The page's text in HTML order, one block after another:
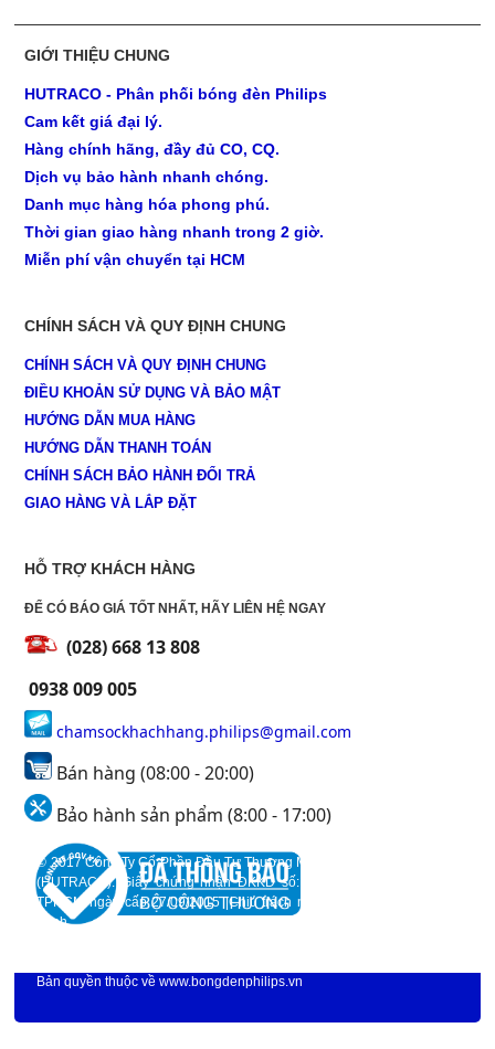
GIỚI THIỆU CHUNG
HUTRACO - Phân phối bóng đèn Philips
Cam kết giá đại lý.
Hàng chính hãng, đầy đủ CO, CQ.
Dịch vụ bảo hành nhanh chóng.
Danh mục hàng hóa phong phú.
Thời gian giao hàng nhanh trong 2 giờ.
Miễn phí vận chuyển tại HCM
CHÍNH SÁCH VÀ QUY ĐỊNH CHUNG
CHÍNH SÁCH VÀ QUY ĐỊNH CHUNG
ĐIỀU KHOẢN SỬ DỤNG VÀ BẢO MẬT
HƯỚNG DẪN MUA HÀNG
HƯỚNG DẪN THANH TOÁN
CHÍNH SÁCH BẢO HÀNH ĐỔI TRẢ
GIAO HÀNG VÀ LẮP ĐẶT
HỖ TRỢ KHÁCH HÀNG
ĐỂ CÓ BÁO GIÁ TỐT NHẤT, HÃY LIÊN HỆ NGAY
(028) 668 13 808
0938 009 005
chamsockhachhang.philips@gmail.com
Bán hàng (08:00 - 20:00)
Bảo hành sản phẩm (8:00 - 17:00)
© 2017 Công Ty Cổ Phần Đầu Tư Thương Mại Và Xây DỰng Huỳnh Trần
(HUTRACO). Giấy chứng nhận ĐKKD số: 0312298046 do Sở KH&ĐT
TPHCM ngày cấp 27/09/2015 |Chịu trách nhiệm nội dung: Huỳnh Quốc
Trinh.
Bản quyền thuộc vềwww.bongdenphilips.vn